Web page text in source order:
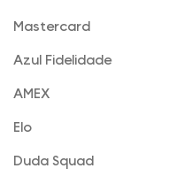
Mastercard
Azul Fidelidade
AMEX
Elo
Duda Squad